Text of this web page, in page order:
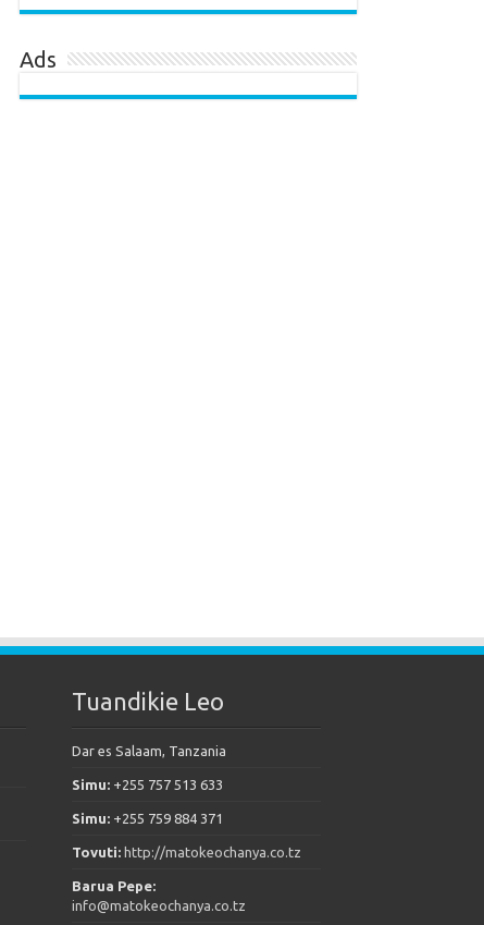
Ads
Tuandikie Leo
Dar es Salaam, Tanzania
Simu: +255 757 513 633
Simu: +255 759 884 371
Tovuti: http://matokeochanya.co.tz
Barua Pepe:
info@matokeochanya.co.tz